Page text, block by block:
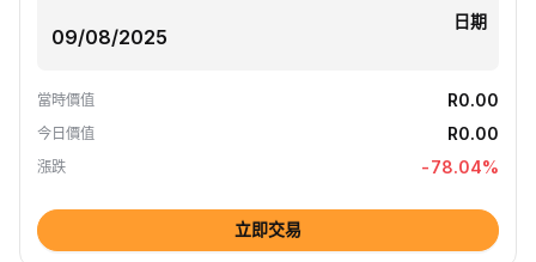
日期
當時價值 R0.00
今日價值 R0.00
漲跌 -78.04%
立即交易